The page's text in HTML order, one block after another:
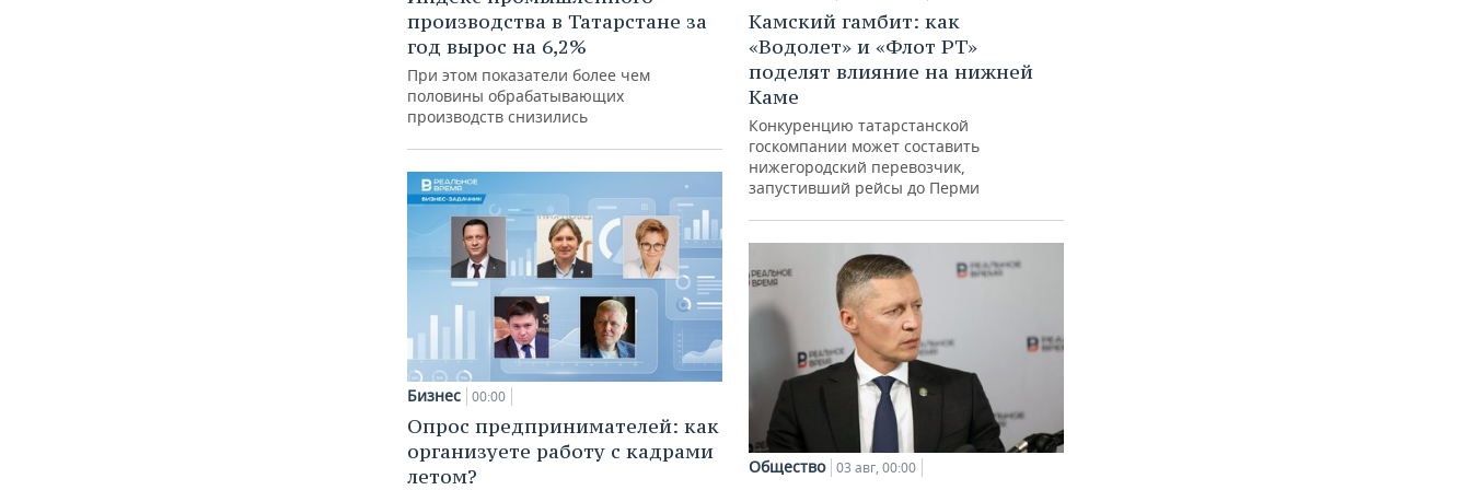
производства в Татарстане за
год вырос на 6,2%
При этом показатели более чем
половины обрабатывающих
производств снизились
Бизнес 00:00
Опрос предпринимателей: как
организуете работу с кадрами
летом?
Камский гамбит: как
«Водолет» и «Флот РТ»
поделят влияние на нижней
Каме
Конкуренцию татарстанской
госкомпании может составить
нижегородский перевозчик,
запустивший рейсы до Перми
Общество 03 авг, 00:00